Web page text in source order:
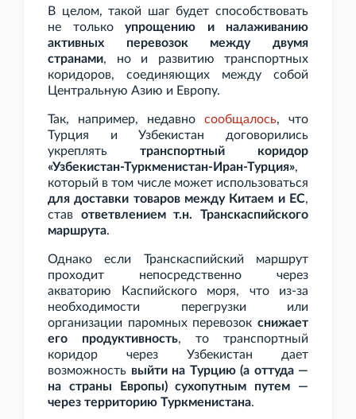
В целом, такой шаг будет способствовать
не только упрощению и налаживанию
активных перевозок между двумя
странами, но и развитию транспортных
коридоров, соединяющих между собой
Центральную Азию и Европу.
Так, например, недавно сообщалось, что
Турция и Узбекистан договорились
укреплять транспортный коридор
«Узбекистан-Туркменистан-Иран-Турция»,
который в том числе может использоваться
для доставки товаров между Китаем и ЕС,
став ответвлением т.н. Транскаспийского
маршрута.
Однако если Транскаспийский маршрут
проходит непосредственно через
акваторию Каспийского моря, что из-за
необходимости перегрузки или
организации паромных перевозок снижает
его продуктивность, то транспортный
коридор через Узбекистан дает
возможность выйти на Турцию (а оттуда —
на страны Европы) сухопутным путем —
через территорию Туркменистана.